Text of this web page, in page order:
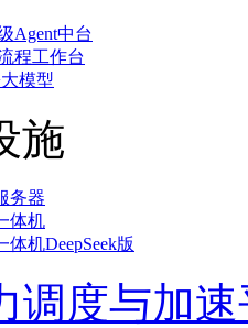
Agent中台
程工作台
模型
施
务器
体机
机DeepSeek版
调度与加